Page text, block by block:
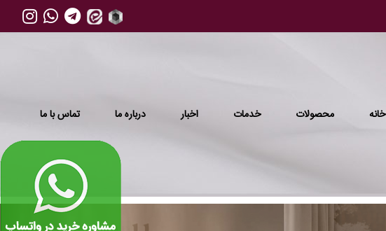
خانه محصولات خدمات اخبار درباره ما تماس با ما